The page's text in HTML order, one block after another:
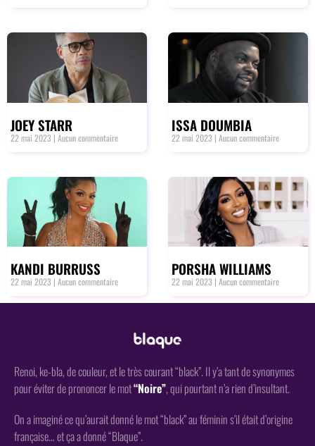
JOEY STARR
22 mai 2023 Aucun commentaire
ISSA DOUMBIA
22 mai 2023 Aucun commentaire
KANDI BURRUSS
22 mai 2023 Aucun commentaire
PORSHA WILLIAMS
22 mai 2023 Aucun commentaire
Renoi, ke-bla, de couleur, et le très courant “black”. Il y’a tant de synonymes
pour éviter de prononcer le mot“Noire”, qui pourtant n’a rien d’insultant.
On a imaginé ce qu’aurait donné le mot “black” au féminin s’il était d’origine
française… et ça a donné “Blaque”.